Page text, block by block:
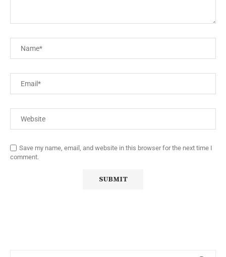
Save my name, email, and website in this browser for the next time I
comment.